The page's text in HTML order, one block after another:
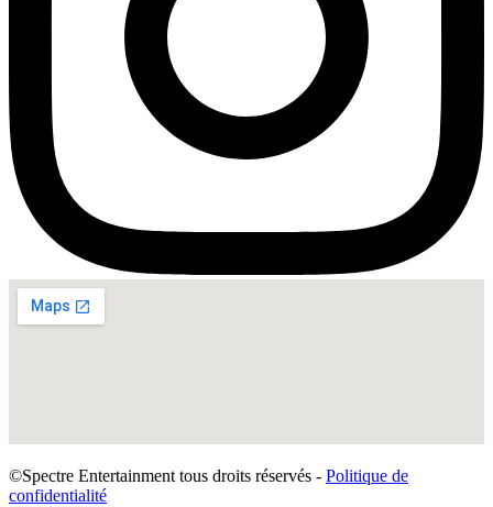
©Spectre Entertainment tous droits réservés - Politique de
confidentialité